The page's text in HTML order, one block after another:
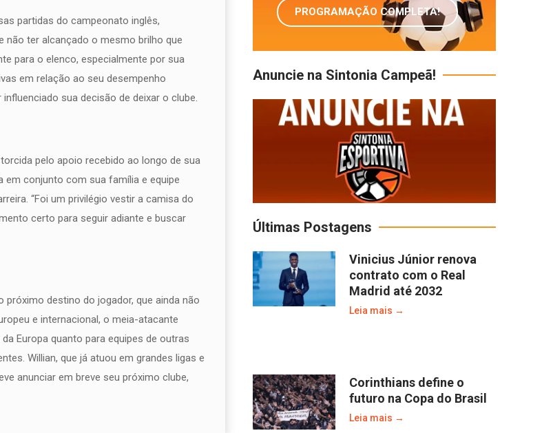
partidas do campeonato inglês,
não ter alcançado o mesmo brilho que
para o elenco, especialmente por sua
em relação ao seu desempenho
sua decisão de deixar o clube.
pelo apoio recebido ao longo de sua
em conjunto com sua família e equipe
“Foi um privilégio vestir a camisa do
certo para seguir adiante e buscar
próximo destino do jogador, que ainda não
e internacional, o meia-atacante
Europa quanto para equipes de outras
Willian, que já atuou em grandes ligas e
anunciar em breve seu próximo clube,
PROGRAMAÇÃO COMPLETA!
Anuncie na Sintonia Campeã!
Últimas Postagens
Vinicius Júnior renova
contrato com o Real
Madrid até 2032
Leia mais →
Corinthians define o
futuro na Copa do Brasil
Leia mais →